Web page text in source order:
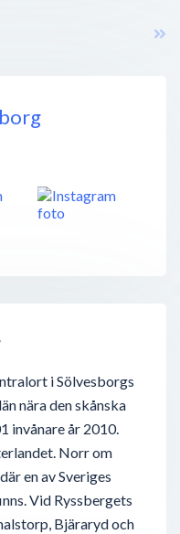
i Sölvesborgs
nära den skånska
invånare år 2010.
Norr om
en av Sveriges
Vid Ryssbergets
Bjäraryd och